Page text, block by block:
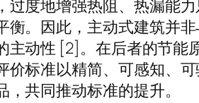
度地增强热阻、热漏能
。因此，主动式建筑并
动性 [2]。在后者的节能
标准以精简、可感知、
共同推动标准的提升。